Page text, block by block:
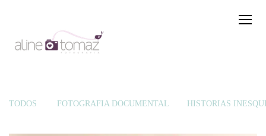
TODOS FOTOGRAFIA DOCUMENTAL HISTÓRIAS